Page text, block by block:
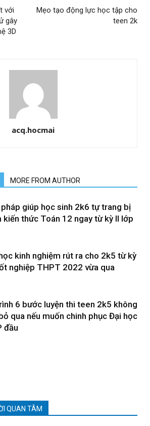
với
gây
3D
Mẹo tạo động lực học tập cho
teen 2k
acq.hocmai
MORE FROM AUTHOR
pháp giúp học sinh 2k6 tự trang bị
kiến thức Toán 12 ngay từ kỳ II lớp
kinh nghiệm rút ra cho 2k5 từ kỳ
nghiệp THPT 2022 vừa qua
6 bước luyện thi teen 2k5 không
qua nếu muốn chinh phục Đại học
đầu
QUAN TÂM